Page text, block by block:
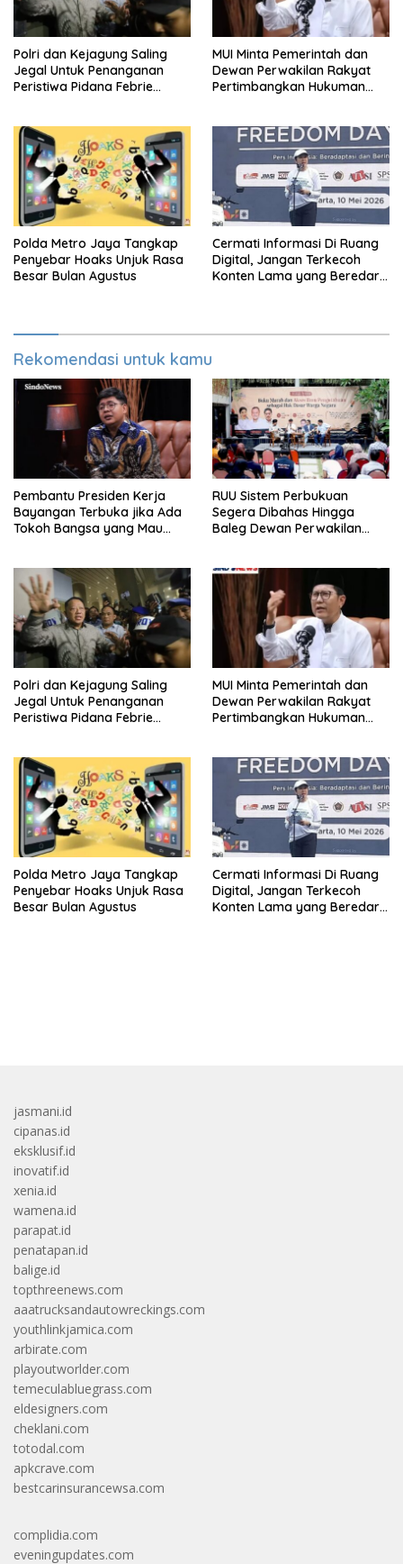
Polri dan Kejagung Saling
Jegal Untuk Penanganan
Peristiwa Pidana Febrie
MUI Minta Pemerintah dan
Dewan Perwakilan Rakyat
Pertimbangkan Hukuman
Polda Metro Jaya Tangkap
Penyebar Hoaks Unjuk Rasa
Besar Bulan Agustus
Cermati Informasi Di Ruang
Digital, Jangan Terkecoh
Konten Lama yang Beredar
Rekomendasi untuk kamu
Pembantu Presiden Kerja
Bayangan Terbuka jika Ada
Tokoh Bangsa yang Mau
RUU Sistem Perbukuan
Segera Dibahas Hingga
Baleg Dewan Perwakilan
Polri dan Kejagung Saling
Jegal Untuk Penanganan
Peristiwa Pidana Febrie
MUI Minta Pemerintah dan
Dewan Perwakilan Rakyat
Pertimbangkan Hukuman
Polda Metro Jaya Tangkap
Penyebar Hoaks Unjuk Rasa
Besar Bulan Agustus
Cermati Informasi Di Ruang
Digital, Jangan Terkecoh
Konten Lama yang Beredar
jasmani.id
cipanas.id
eksklusif.id
inovatif.id
xenia.id
wamena.id
parapat.id
penatapan.id
balige.id
topthreenews.com
aaatrucksandautowreckings.com
youthlinkjamica.com
arbirate.com
playoutworlder.com
temeculabluegrass.com
eldesigners.com
cheklani.com
totodal.com
apkcrave.com
bestcarinsurancewsa.com
complidia.com
eveningupdates.com